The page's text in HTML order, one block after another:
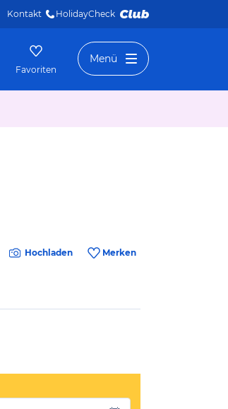
Kontakt HolidayCheck
Favoriten
Menü
Hochladen Merken